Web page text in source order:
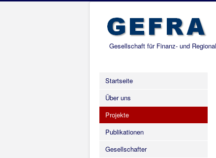
Gesellschaft für Finanz- und
Startseite
Über uns
Projekte
Publikationen
Gesellschafter